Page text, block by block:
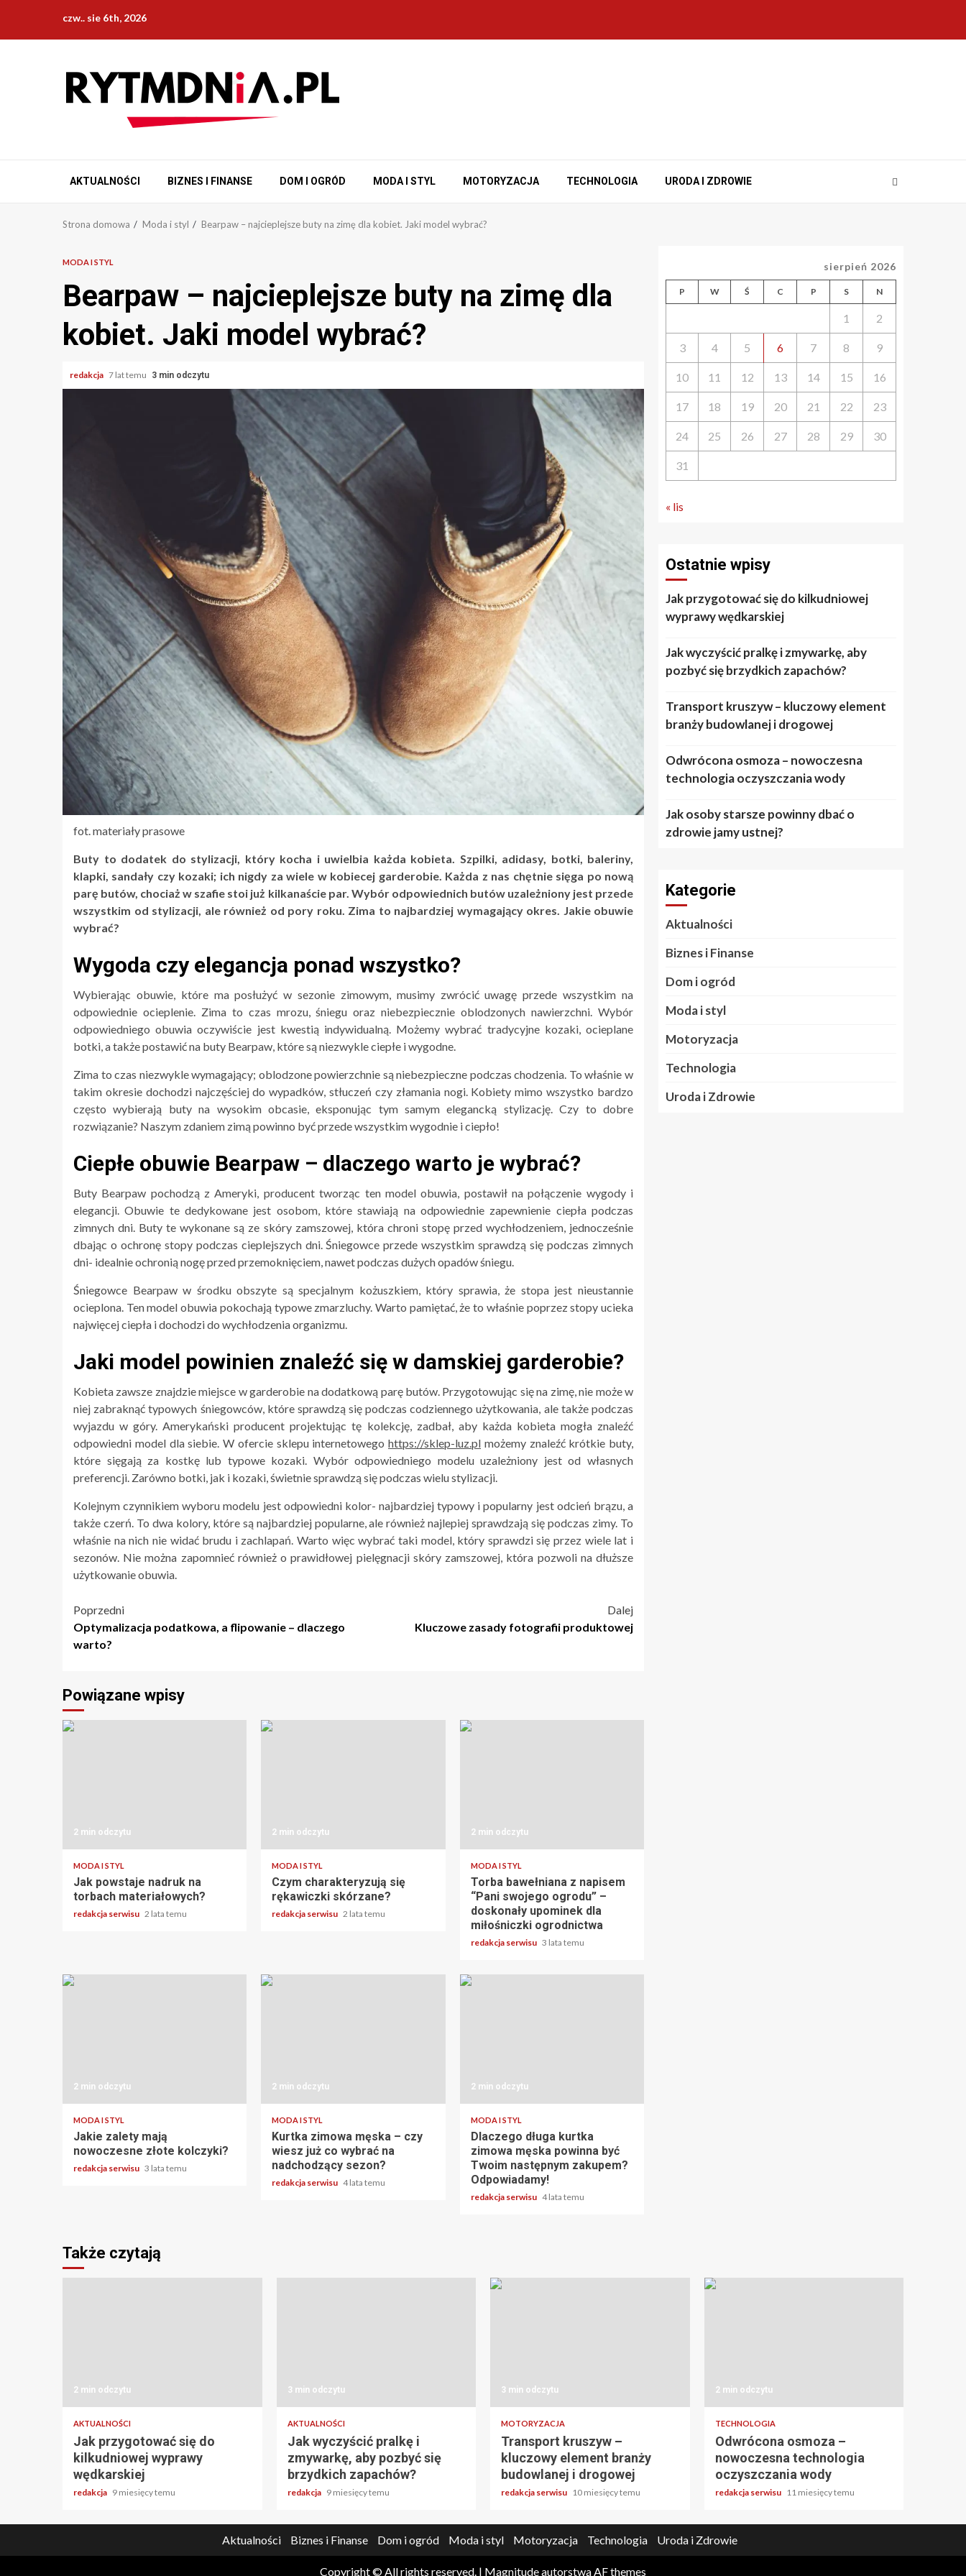
treści
czw.. sie 6th, 2026
AKTUALNOŚCI BIZNES I FINANSE DOM I OGRÓD MODA I STYL MOTORYZACJA TECHNOLOGIA URODA I ZDROWIE
Strona domowa Moda i styl Bearpaw – najcieplejsze buty na zimę dla kobiet. Jaki model wybrać?
MODA I STYL
Bearpaw – najcieplejsze buty na zimę dla
kobiet. Jaki model wybrać?
redakcja 7 lat temu 3 min odczytu
fot. materiały prasowe
Buty to dodatek do stylizacji, który kocha i uwielbia każda kobieta. Szpilki, adidasy, botki, baleriny,
klapki, sandały czy kozaki; ich nigdy za wiele w kobiecej garderobie. Każda z nas chętnie sięga po nową
parę butów, chociaż w szafie stoi już kilkanaście par. Wybór odpowiednich butów uzależniony jest przede
wszystkim od stylizacji, ale również od pory roku. Zima to najbardziej wymagający okres. Jakie obuwie
wybrać?
Wygoda czy elegancja ponad wszystko?
Wybierając obuwie, które ma posłużyć w sezonie zimowym, musimy zwrócić uwagę przede wszystkim na
odpowiednie ocieplenie. Zima to czas mrozu, śniegu oraz niebezpiecznie oblodzonych nawierzchni. Wybór
odpowiedniego obuwia oczywiście jest kwestią indywidualną. Możemy wybrać tradycyjne kozaki, ocieplane
botki, a także postawić na buty Bearpaw, które są niezwykle ciepłe i wygodne.
Zima to czas niezwykle wymagający; oblodzone powierzchnie są niebezpieczne podczas chodzenia. To właśnie w
takim okresie dochodzi najczęściej do wypadków, stłuczeń czy złamania nogi. Kobiety mimo wszystko bardzo
często wybierają buty na wysokim obcasie, eksponując tym samym elegancką stylizację. Czy to dobre
rozwiązanie? Naszym zdaniem zimą powinno być przede wszystkim wygodnie i ciepło!
Ciepłe obuwie Bearpaw – dlaczego warto je wybrać?
Buty Bearpaw pochodzą z Ameryki, producent tworząc ten model obuwia, postawił na połączenie wygody i
elegancji. Obuwie te dedykowane jest osobom, które stawiają na odpowiednie zapewnienie ciepła podczas
zimnych dni. Buty te wykonane są ze skóry zamszowej, która chroni stopę przed wychłodzeniem, jednocześnie
dbając o ochronę stopy podczas cieplejszych dni. Śniegowce przede wszystkim sprawdzą się podczas zimnych
dni- idealnie ochronią nogę przed przemoknięciem, nawet podczas dużych opadów śniegu.
Śniegowce Bearpaw w środku obszyte są specjalnym kożuszkiem, który sprawia, że stopa jest nieustannie
ocieplona. Ten model obuwia pokochają typowe zmarzluchy. Warto pamiętać, że to właśnie poprzez stopy ucieka
najwięcej ciepła i dochodzi do wychłodzenia organizmu.
Jaki model powinien znaleźć się w damskiej garderobie?
Kobieta zawsze znajdzie miejsce w garderobie na dodatkową parę butów. Przygotowując się na zimę, nie może w
niej zabraknąć typowych śniegowców, które sprawdzą się podczas codziennego użytkowania, ale także podczas
wyjazdu w góry. Amerykański producent projektując tę kolekcję, zadbał, aby każda kobieta mogła znaleźć
odpowiedni model dla siebie. W ofercie sklepu internetowego https://sklep-luz.pl możemy znaleźć krótkie buty,
które sięgają za kostkę lub typowe kozaki. Wybór odpowiedniego modelu uzależniony jest od własnych
preferencji. Zarówno botki, jak i kozaki, świetnie sprawdzą się podczas wielu stylizacji.
Kolejnym czynnikiem wyboru modelu jest odpowiedni kolor- najbardziej typowy i popularny jest odcień brązu, a
także czerń. To dwa kolory, które są najbardziej popularne, ale również najlepiej sprawdzają się podczas zimy. To
właśnie na nich nie widać brudu i zachlapań. Warto więc wybrać taki model, który sprawdzi się przez wiele lat i
sezonów. Nie można zapomnieć również o prawidłowej pielęgnacji skóry zamszowej, która pozwoli na dłuższe
użytkowanie obuwia.
Nawigacja
wpisu
Poprzedni
Optymalizacja podatkowa, a flipowanie – dlaczego
warto?
Dalej
Kluczowe zasady fotografii produktowej
Powiązane wpisy
2 min odczytu
MODA I STYL
Jak powstaje nadruk na
torbach materiałowych?
redakcja serwisu 2 lata temu
2 min odczytu
MODA I STYL
Czym charakteryzują się
rękawiczki skórzane?
redakcja serwisu 2 lata temu
2 min odczytu
MODA I STYL
Torba bawełniana z napisem
“Pani swojego ogrodu” –
doskonały upominek dla
miłośniczki ogrodnictwa
redakcja serwisu 3 lata temu
2 min odczytu
MODA I STYL
Jakie zalety mają
nowoczesne złote kolczyki?
redakcja serwisu 3 lata temu
2 min odczytu
MODA I STYL
Kurtka zimowa męska – czy
wiesz już co wybrać na
nadchodzący sezon?
redakcja serwisu 4 lata temu
2 min odczytu
MODA I STYL
Dlaczego długa kurtka
zimowa męska powinna być
Twoim następnym zakupem?
Odpowiadamy!
redakcja serwisu 4 lata temu
sierpień 2026
P W Ś C P S N
1 2
3 4 5 6 7 8 9
10 11 12 13 14 15 16
17 18 19 20 21 22 23
24 25 26 27 28 29 30
31
« lis
Ostatnie wpisy
Jak przygotować się do kilkudniowej
wyprawy wędkarskiej
Jak wyczyścić pralkę i zmywarkę, aby
pozbyć się brzydkich zapachów?
Transport kruszyw – kluczowy element
branży budowlanej i drogowej
Odwrócona osmoza – nowoczesna
technologia oczyszczania wody
Jak osoby starsze powinny dbać o
zdrowie jamy ustnej?
Kategorie
Aktualności
Biznes i Finanse
Dom i ogród
Moda i styl
Motoryzacja
Technologia
Uroda i Zdrowie
Także czytają
2 min odczytu
AKTUALNOŚCI
Jak przygotować się do
kilkudniowej wyprawy
wędkarskiej
redakcja 9 miesięcy temu
3 min odczytu
AKTUALNOŚCI
Jak wyczyścić pralkę i
zmywarkę, aby pozbyć się
brzydkich zapachów?
redakcja 9 miesięcy temu
3 min odczytu
MOTORYZACJA
Transport kruszyw –
kluczowy element branży
budowlanej i drogowej
redakcja serwisu 10 miesięcy temu
2 min odczytu
TECHNOLOGIA
Odwrócona osmoza –
nowoczesna technologia
oczyszczania wody
redakcja serwisu 11 miesięcy temu
Aktualności Biznes i Finanse Dom i ogród Moda i styl Motoryzacja Technologia Uroda i Zdrowie
Copyright © All rights reserved. | Magnitudeautorstwa AF themes